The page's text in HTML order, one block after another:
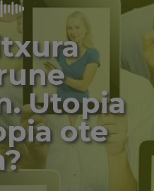
Utopia
ote